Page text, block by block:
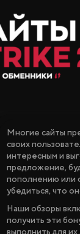
Многие сайты
своих
интересным и
предложение,
пополнению или
убедиться, что
Наши обзоры
получить эти
выполнить для